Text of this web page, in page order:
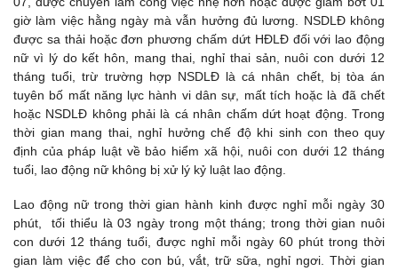
giờ làm việc hằng ngày mà vẫn hưởng đủ lương. NSDLĐ không
được sa thải hoặc đơn phương chấm dứt HĐLĐ đối với lao động
nữ vì lý do kết hôn, mang thai, nghỉ thai sản, nuôi con dưới 12
tháng tuổi, trừ trường hợp NSDLĐ là cá nhân chết, bị tòa án
tuyên bố mất năng lực hành vi dân sự, mất tích hoặc là đã chết
hoặc NSDLĐ không phải là cá nhân chấm dứt hoạt động. Trong
thời gian mang thai, nghỉ hưởng chế độ khi sinh con theo quy
định của pháp luật về bảo hiểm xã hội, nuôi con dưới 12 tháng
tuổi, lao động nữ không bị xử lý kỷ luật lao động.
Lao động nữ trong thời gian hành kinh được nghỉ mỗi ngày 30
phút, tối thiểu là 03 ngày trong một tháng; trong thời gian nuôi
con dưới 12 tháng tuổi, được nghỉ mỗi ngày 60 phút trong thời
gian làm việc để cho con bú, vắt, trữ sữa, nghỉ ngơi. Thời gian